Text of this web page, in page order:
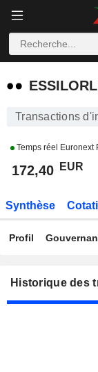
Transactions
Temps réel Euronext
172,40 EUR
Synthèse
Profil
Historique des